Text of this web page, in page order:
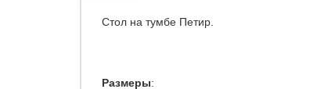
Стол на тумбе Петир.
Размеры: